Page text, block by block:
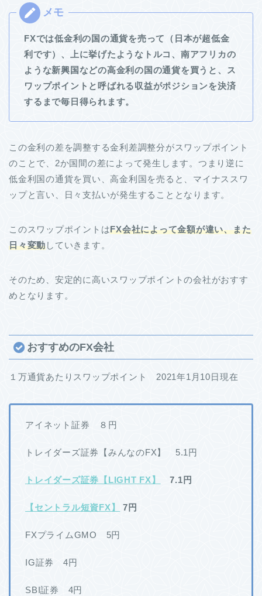
FXでは低金利の国の通貨を売って（日本が超低金
利です）、上に挙げたようなトルコ、南アフリカの
ような新興国などの高金利の国の通貨を買うと、ス
ワップポイントと呼ばれる収益がポジションを決済
するまで毎日得られます。
この金利の差を調整する金利差調整分がスワップポイント
のことで、2か国間の差によって発生します。つまり逆に
低金利国の通貨を買い、高金利国を売ると、マイナススワ
ップと言い、日々支払いが発生することとなります。
このスワップポイントはFX会社によって金額が違い、また
日々変動していきます。
そのため、安定的に高いスワップポイントの会社がおすす
めとなります。
おすすめのFX会社
１万通貨あたりスワップポイント 2021年1月10日現在
アイネット証券 ８円
トレイダーズ証券【みんなのFX】 5.1円
トレイダーズ証券【LIGHT FX】 7.1円
【セントラル短資FX】 7円
FXプライムGMO 5円
IG証券 4円
SBI証券 4円